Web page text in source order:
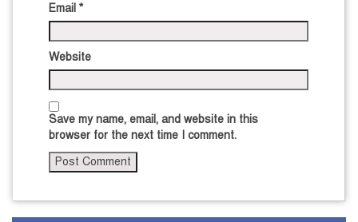
Email *
Website
Save my name, email, and website in this
browser for the next time I comment.